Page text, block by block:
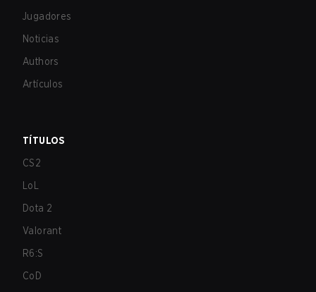
Jugadores
Noticias
Authors
Artículos
TÍTULOS
CS2
LoL
Dota 2
Valorant
R6:S
CoD